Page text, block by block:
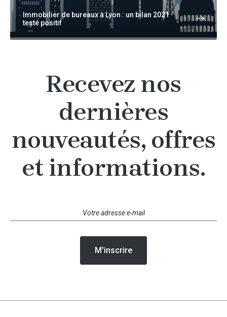
Immobilier de bureaux à Lyon : un bilan 2021
testé positif
Recevez nos
dernières
nouveautés, offres
et informations.